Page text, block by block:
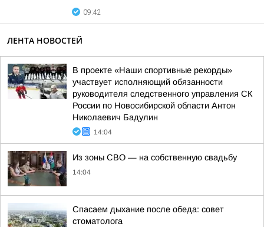
09:42
ЛЕНТА НОВОСТЕЙ
В проекте «Наши спортивные рекорды»
участвует исполняющий обязанности
руководителя следственного управления СК
России по Новосибирской области Антон
Николаевич Бадулин
14:04
Из зоны СВО — на собственную свадьбу
14:04
Спасаем дыхание после обеда: совет
стоматолога